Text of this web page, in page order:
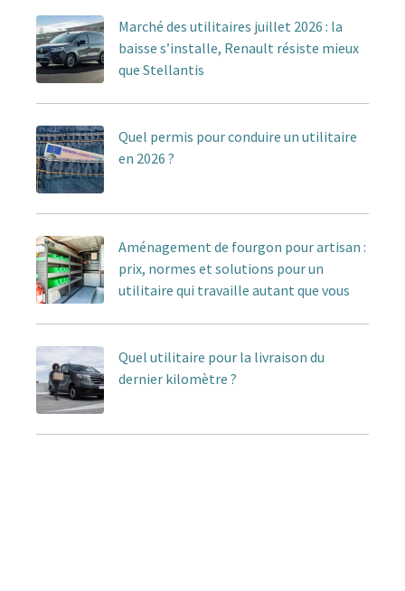
Marché des utilitaires juillet 2026 : la
baisse s’installe, Renault résiste mieux
que Stellantis
Quel permis pour conduire un utilitaire
en 2026 ?
Aménagement de fourgon pour artisan :
prix, normes et solutions pour un
utilitaire qui travaille autant que vous
Quel utilitaire pour la livraison du
dernier kilomètre ?